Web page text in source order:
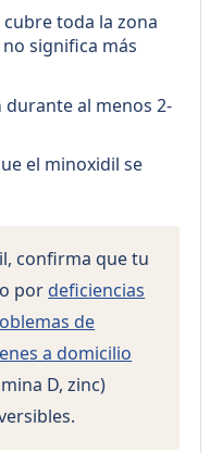
cubre toda la zona
significa más
durante al menos 2-
el minoxidil se
confirma que tu
por deficiencias
de
a domicilio
D, zinc)